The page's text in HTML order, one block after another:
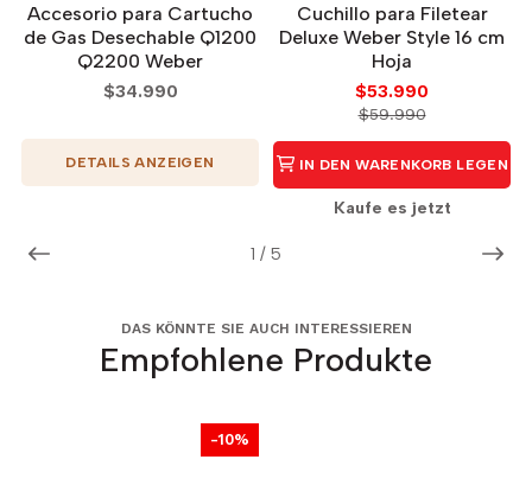
1 / 5
Accesorio para Cartucho
de Gas Desechable Q1200
Q2200 Weber
$34.990
DETAILS ANZEIGEN
Cuchillo para Filetear
Deluxe Weber Style 16 cm
Hoja
$53.990
$59.990
IN DEN WARENKORB LEGEN
Kaufe es jetzt
DAS KÖNNTE SIE AUCH INTERESSIEREN
Empfohlene Produkte
-10%